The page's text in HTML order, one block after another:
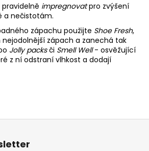
impregnovatpro zvýšení
a nečistotám.
zápachu použijte Shoe Fresh,
zápach a zanechá tak
Jolly packs či Smell Well- osvěžující
z ní odstraní vlhkost a dodají